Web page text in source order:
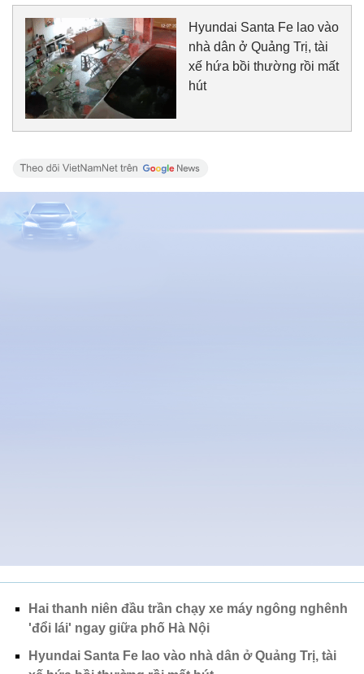
Hyundai Santa Fe lao vào
nhà dân ở Quảng Trị, tài
xế hứa bồi thường rồi mất
hút
Hai thanh niên đầu trần chạy xe máy ngông nghênh
'đổi lái' ngay giữa phố Hà Nội
Hyundai Santa Fe lao vào nhà dân ở Quảng Trị, tài